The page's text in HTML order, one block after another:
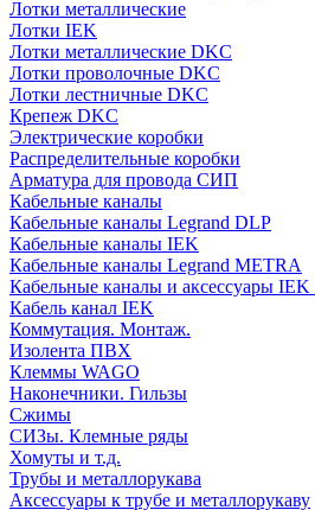
Лотки металлические
Лотки IEK
Лотки металлические DKC
Лотки проволочные DKC
Лотки лестничные DKC
Крепеж DKC
Электрические коробки
Распределительные коробки
Арматура для провода СИП
Кабельные каналы
Кабельные каналы Legrand DLP
Кабельные каналы IEK
Кабельные каналы Legrand METRA
Кабельные каналы и аксессуары
Кабель канал IEK
Коммутация. Монтаж.
Изолента ПВХ
Клеммы WAGO
Наконечники. Гильзы
Сжимы
СИЗы. Клемные ряды
Хомуты и т.д.
Трубы и металлорукава
Аксессуары к трубе и металлорукаву